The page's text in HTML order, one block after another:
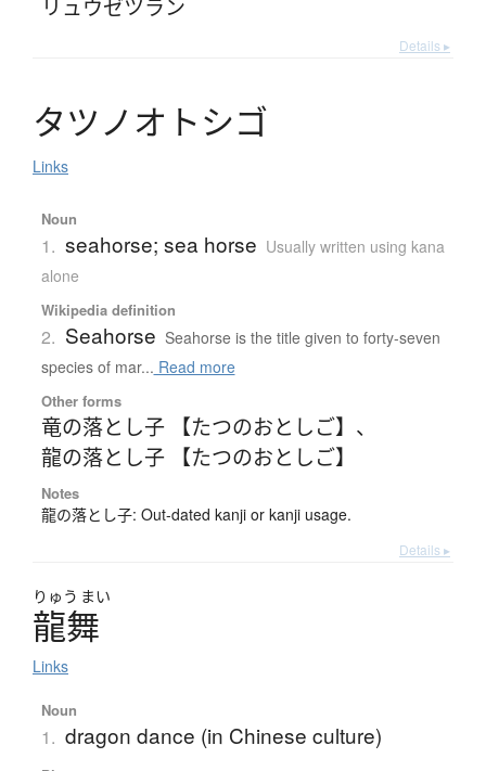
リュウゼツラン
Details ▸
タツノ オ トシゴ
Links
Noun
1. seahorse; sea horse Usually written using kana
alone
Wikipedia definition
2. Seahorse Seahorse is the title given to forty-seven
species of mar... Read more
Other forms
竜の落とし子 【たつのおとしご】 、
龍の落とし子 【たつのおとしご】
Notes
龍の落とし子: Out-dated kanji or kanji usage.
Details ▸
りゅう まい
龍舞
Links
Noun
1. dragon dance (in Chinese culture)